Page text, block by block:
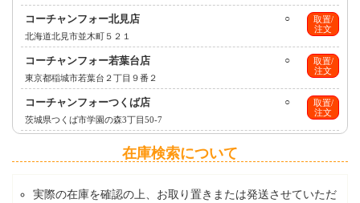
取置/
注文
○
コーチャンフォー北見店
北海道北見市並木町５２１
取置/
注文
○
コーチャンフォー若葉台店
東京都稲城市若葉台２丁目９番２
取置/
注文
○
コーチャンフォーつくば店
茨城県つくば市学園の森3丁目50-7
在庫検索について
実際の在庫を確認の上、お取り置きまたは発送させていただ